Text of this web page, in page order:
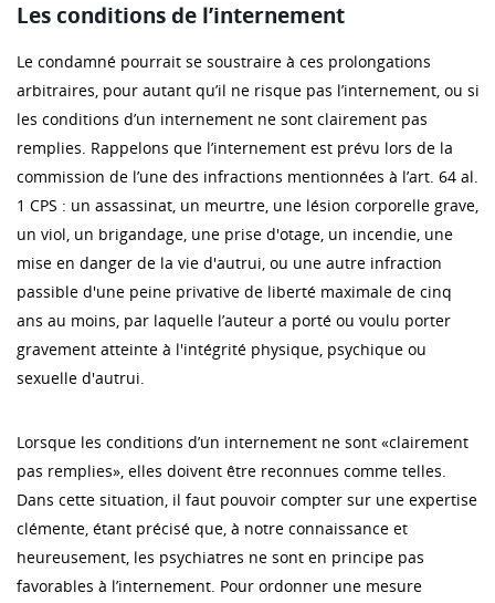
Les conditions de l’internement
Le condamné pourrait se soustraire à ces prolongations
arbitraires, pour autant qu’il ne risque pas l’internement, ou si
les conditions d’un internement ne sont clairement pas
remplies. Rappelons que l’internement est prévu lors de la
commission de l’une des infractions mentionnées à l’art. 64 al.
1 CPS : un assassinat, un meurtre, une lésion corporelle grave,
un viol, un brigandage, une prise d'otage, un incendie, une
mise en danger de la vie d'autrui, ou une autre infraction
passible d'une peine privative de liberté maximale de cinq
ans au moins, par laquelle l’auteur a porté ou voulu porter
gravement atteinte à l'intégrité physique, psychique ou
sexuelle d'autrui.
Lorsque les conditions d’un internement ne sont «clairement
pas remplies», elles doivent être reconnues comme telles.
Dans cette situation, il faut pouvoir compter sur une expertise
clémente, étant précisé que, à notre connaissance et
heureusement, les psychiatres ne sont en principe pas
favorables à l’internement. Pour ordonner une mesure